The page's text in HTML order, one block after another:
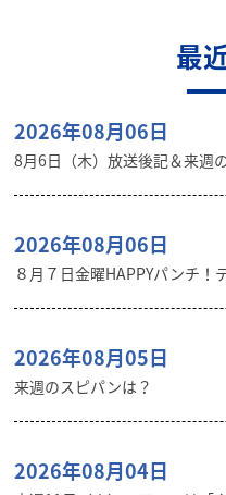
最
2026年08月06日
8月6日（木）放送後記＆来週
2026年08月06日
８月７日金曜HAPPYパンチ！
2026年08月05日
来週のスピパンは？
2026年08月04日